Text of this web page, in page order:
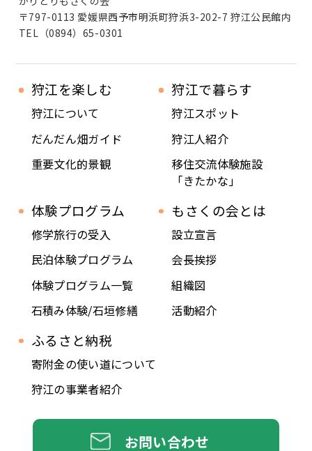
〒797-0113 愛媛県西予市明浜町狩浜3-202-7 狩江公民館内
TEL（0894）65-0301
狩江を楽しむ
狩江について
だんだん畑ガイド
重要文化的景観
狩江で暮らす
狩江スポット
狩江人紹介
移住交流体験施設
「きたかな」
体験プログラム
修学旅行の受入
民泊体験プログラム
体験プログラム一覧
石積み体験/石垣修繕
もさくの会とは
設立宣言
会長挨拶
組織図
活動紹介
ふるさと納税
寄附金の使い道について
狩江の事業者紹介
お問い合わせ